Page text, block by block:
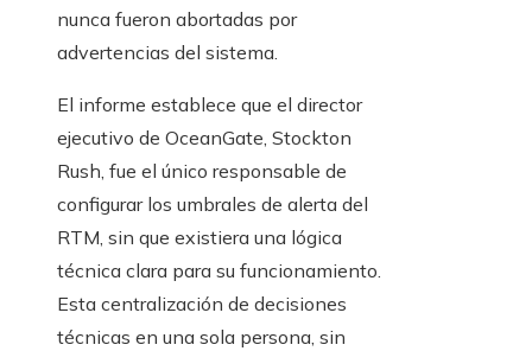
nunca fueron abortadas por
advertencias del sistema.
El informe establece que el director
ejecutivo de OceanGate, Stockton
Rush, fue el único responsable de
configurar los umbrales de alerta del
RTM, sin que existiera una lógica
técnica clara para su funcionamiento.
Esta centralización de decisiones
técnicas en una sola persona, sin